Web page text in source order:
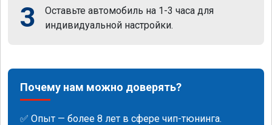
3
Оставьте автомобиль на 1-3 часа для
индивидуальной настройки.
Почему нам можно доверять?
✅ Опыт — более 8 лет в сфере чип-тюнинга.